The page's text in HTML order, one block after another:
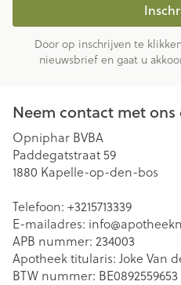
Door op inschrijven te
nieuwsbrief en gaat u
Neem contact met ons
Opniphar BVBA
Paddegatstraat 59
1880 Kapelle-op-den-bos
Telefoon: +3215713339
E-mailadres: info@
APB nummer: 234003
Apotheek titularis: Joke Van
BTW nummer: BE0892559653